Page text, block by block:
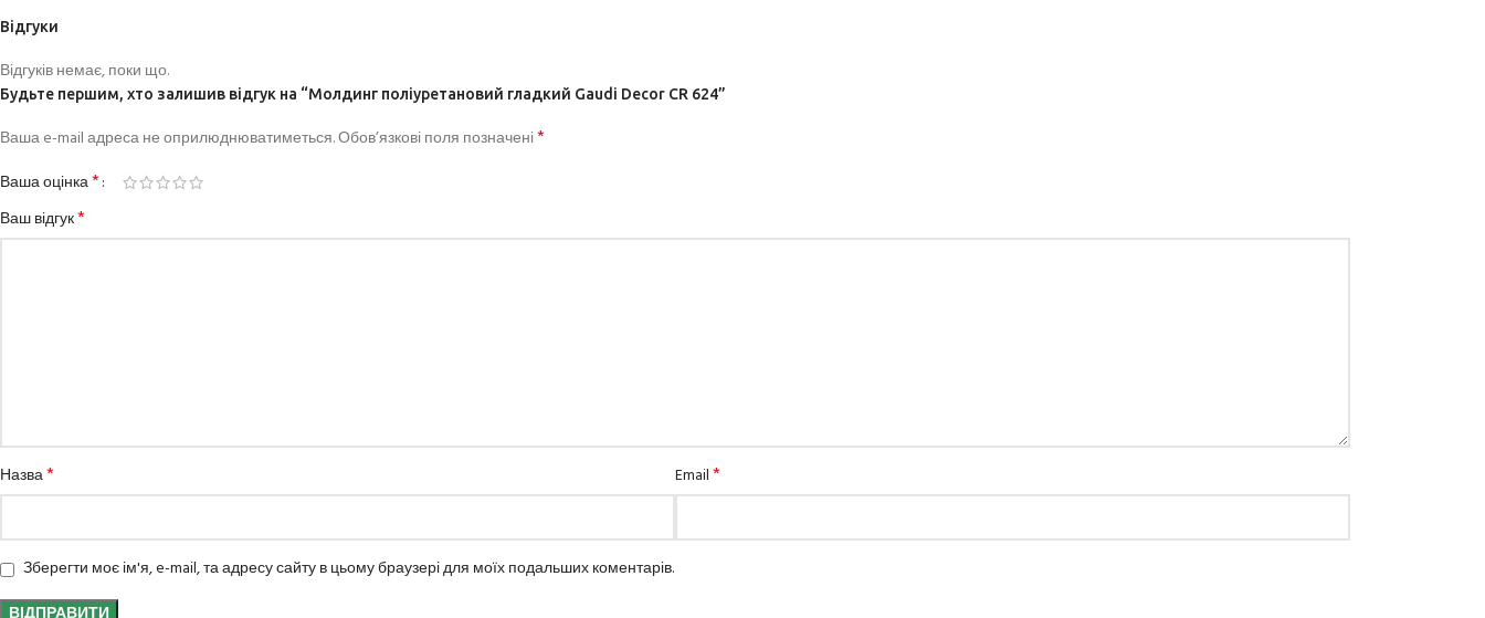
Відгуки
Відгуків немає, поки що.
Будьте першим, хто залишив відгук на “Молдинг поліуретановий гладкий Gaudi Decor CR 624”
Ваша e-mail адреса не оприлюднюватиметься.Обов’язкові поля позначені*
Ваша оцінка*
Ваш відгук*
Назва* Email*
Зберегти моє ім'я, e-mail, та адресу сайту в цьому браузері для моїх подальших коментарів.